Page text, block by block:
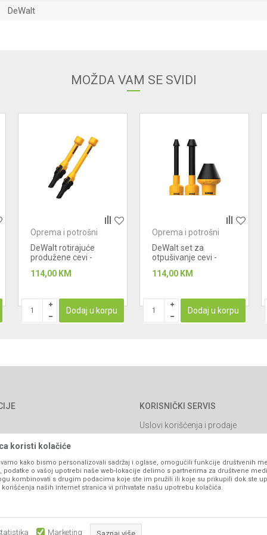
DeWalt
MOŽDA VAM SE SVIDI
Oprema i potrošni
DeWalt rotirajuće
produžene cevi -
114,00 KM
Dodaj u korpu
Oprema i potrošni
DeWalt set za
otpušivanje cevi -
114,00 KM
Dodaj u korpu
KORISNIČKI SERVIS
Uslovi korišćenja i prodaje
Kako kupiti
Isporuka
Načini plaćanja
Reklamacije
koristi kolačiće
kako bismo personalizovali sadržaj i oglase, omogućili funkcije društvenih
podatke o vašoj upotrebi naše web-lokacije delimo s partnerima za društvene
kombinovati s drugim podacima koje ste im pružili ili koje su prikupili dok ste
korišćenja naših internet stranica vi prihvatate našu upotrebu kolačića.
Marketing